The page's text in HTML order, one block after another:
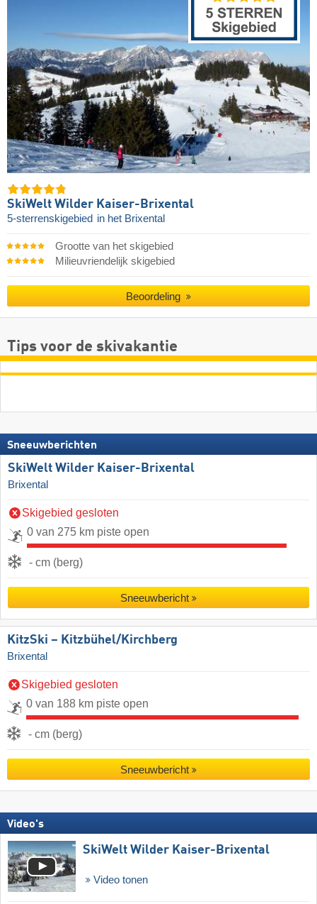
SkiWelt Wilder Kaiser-Brixental
5-sterrenskigebied in het Brixental
Grootte van het skigebied
Milieuvriendelijk skigebied
Beoordeling
Tips voor de skivakantie
Sneeuwberichten
SkiWelt Wilder Kaiser-Brixental
Brixental
Skigebied gesloten
0 van 275 km piste open
- cm (berg)
Sneeuwbericht
KitzSki – Kitzbühel/​Kirchberg
Brixental
Skigebied gesloten
0 van 188 km piste open
- cm (berg)
Sneeuwbericht
Video's
SkiWelt Wilder Kaiser-Brixental
Video tonen